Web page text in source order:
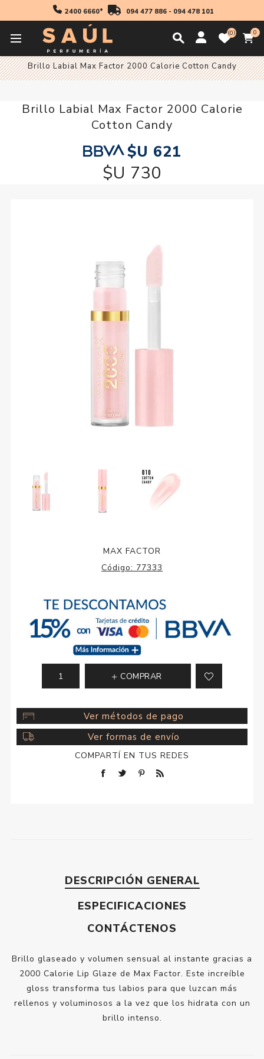
2400 6660* 094 477 886- 094 478 101
0 0
Inicio
Brillo Labial Max Factor 2000 Calorie Cotton Candy
Brillo Labial Max Factor 2000 Calorie
Cotton Candy
$U 621
$U 730
MAX FACTOR
Código: 77333
COMPRAR
Ver métodos de pago
Ver formas de envío
COMPARTÍ EN TUS REDES
DESCRIPCIÓN GENERAL
ESPECIFICACIONES
CONTÁCTENOS
Brillo glaseado y volumen sensual al instante gracias a
2000 Calorie Lip Glaze de Max Factor. Este increíble
gloss transforma tus labios para que luzcan más
rellenos y voluminosos a la vez que los hidrata con un
brillo intenso.